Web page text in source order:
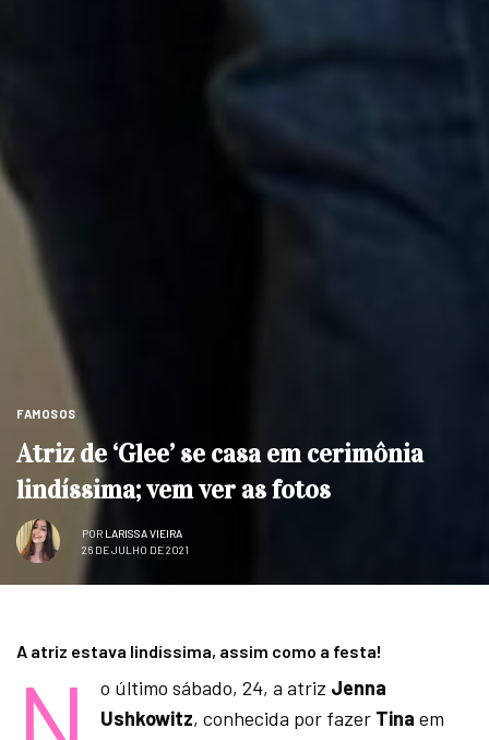
FAMOSOS
Atriz de ‘Glee’ se casa em cerimônia
lindíssima; vem ver as fotos
POR LARISSA VIEIRA
26 DE JULHO DE 2021
A atriz estava lindíssima, assim como a festa!
o último sábado, 24, a atriz Jenna
Ushkowitz, conhecida por fazer Tina em